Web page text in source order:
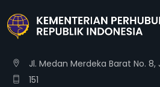
Jl. Medan Merdeka Barat No. 8,
151